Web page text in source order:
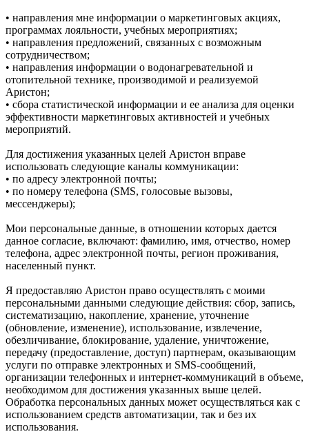
• направления мне информации о маркетинговых акциях,
программах лояльности, учебных мероприятиях;
• направления предложений, связанных с возможным
сотрудничеством;
• направления информации о водонагревательной и
отопительной технике, производимой и реализуемой
Аристон;
• сбора статистической информации и ее анализа для оценки
эффективности маркетинговых активностей и учебных
мероприятий.
Для достижения указанных целей Аристон вправе
использовать следующие каналы коммуникации:
• по адресу электронной почты;
• по номеру телефона (SMS, голосовые вызовы,
мессенджеры);
Мои персональные данные, в отношении которых дается
данное согласие, включают: фамилию, имя, отчество, номер
телефона, адрес электронной почты, регион проживания,
населенный пункт.
Я предоставляю Аристон право осуществлять с моими
персональными данными следующие действия: сбор, запись,
систематизацию, накопление, хранение, уточнение
(обновление, изменение), использование, извлечение,
обезличивание, блокирование, удаление, уничтожение,
передачу (предоставление, доступ) партнерам, оказывающим
услуги по отправке электронных и SMS‑сообщений,
организации телефонных и интернет‑коммуникаций в объеме,
необходимом для достижения указанных выше целей.
Обработка персональных данных может осуществляться как с
использованием средств автоматизации, так и без их
использования.